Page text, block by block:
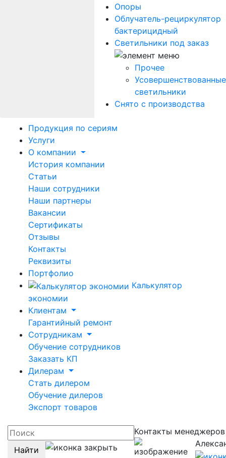
Опоры
Облучатель-рециркулятор
бактерицидный
Светильники под заказ
Прочее
Усовершенствованные
светильники
Снято с производства
Продукция по сериям
Услуги
О компании
История компании
Статьи
Наши сотрудники
Наши партнеры
Вакансии
Сертификаты
Отзывы
Контакты
Реквизиты
Портфолио
Калькулятор
экономии
Клиентам
Гарантийный ремонт
Сотрудникам
Обучение сотрудников
Заказать КП
Дилерам
Стать дилером
Обучение дилеров
Экспорт товаров
Найти
Контакты